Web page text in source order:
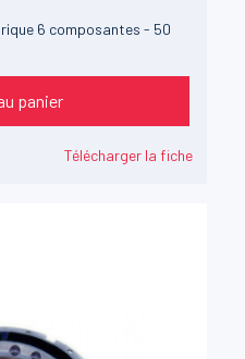
6 composantes - 50
panier
Télécharger la fiche